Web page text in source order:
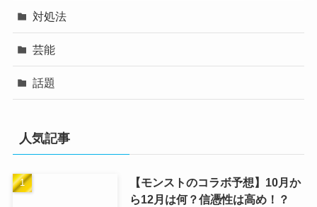
対処法
芸能
話題
人気記事
【モンストのコラボ予想】10月か
ら12月は何？信憑性は高め！？